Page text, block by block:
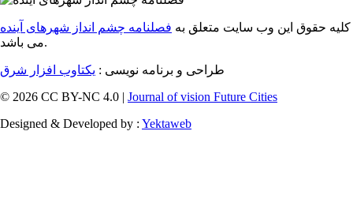
کلیه حقوق این وب سایت متعلق به فصلنامه چشم انداز شهرهای آینده
می باشد.
طراحی و برنامه نویسی : یکتاوب افزار شرق
© 2026 CC BY-NC 4.0 | Journal of vision Future Cities
Designed & Developed by : Yektaweb